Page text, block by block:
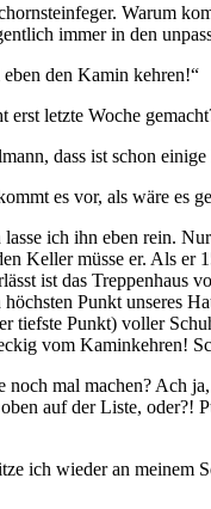
Warum
immer in den
eben den Kamin kehren!“
erst letzte Woche
dass ist schon
es vor, als wäre es
ich ihn eben rein.
Keller müsse er. Als er
ist das Treppenhaus
Punkt unseres
tiefste Punkt) voller
vom Kaminkehren!
noch mal machen? Ach
auf der Liste, oder?!
ich wieder an meinem